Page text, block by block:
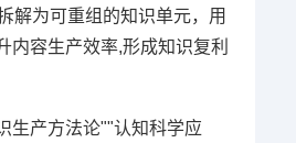
解为可重组的知识单元，用
容生产效率,形成知识复利
生产方法论""认知科学应